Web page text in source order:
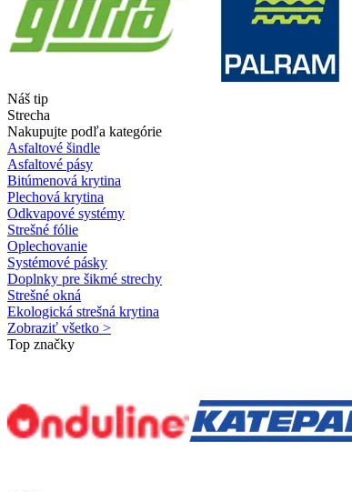
Náš tip
Strecha
Nakupujte podľa kategórie
Asfaltové šindle
Asfaltové pásy
Bitúmenová krytina
Plechová krytina
Odkvapové systémy
Strešné fólie
Oplechovanie
Systémové pásky
Doplnky pre šikmé strechy
Strešné okná
Ekologická strešná krytina
Zobraziť všetko >
Top značky